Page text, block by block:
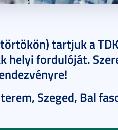
tartjuk a
helyi fordulóját.
Szeged, Bal